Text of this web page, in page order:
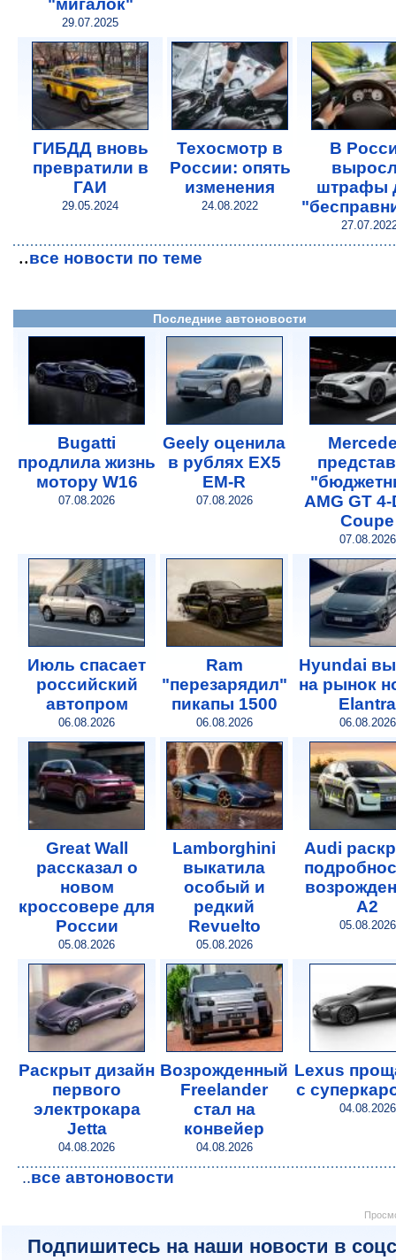
"мигалок"
29.07.2025
ГИБДД вновь
превратили в
ГАИ
29.05.2024
Техосмотр в
России: опять
изменения
24.08.2022
В
штрафы
..все новости по теме
Последние автоновости
Bugatti
продлила жизнь
мотору W16
07.08.2026
Geely оценила
в рублях EX5
EM-R
07.08.2026
AMG GT
Coupe
07.08.2026
Июль спасает
российский
автопром
06.08.2026
Ram
"перезарядил"
пикапы 1500
06.08.2026
Hyundai
на рынок
Elantra
06.08.2026
Great Wall
рассказал о
новом
кроссовере для
России
05.08.2026
Lamborghini
выкатила
особый и
редкий
Revuelto
05.08.2026
Audi
A2
05.08.2026
Раскрыт дизайн
первого
электрокара
Jetta
04.08.2026
Возрожденный
Freelander
стал на
конвейер
04.08.2026
Lexus
с
04.08.2026
..все автоновости
Подпишитесь на наши новости в